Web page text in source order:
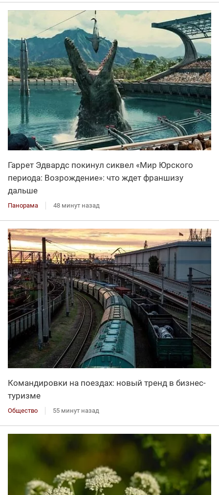
Гаррет Эдвардс покинул сиквел «Мир Юрского
периода: Возрождение»: что ждет франшизу
дальше
Панорама 48 минут назад
Командировки на поездах: новый тренд в бизнес-
туризме
Общество 55 минут назад